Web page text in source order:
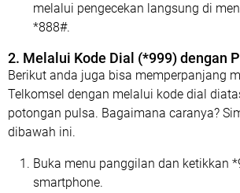
melalui pengecekan langsung di
*888#.
2. Melalui Kode Dial (*999) dengan
Berikut anda juga bisa memperpanjang
Telkomsel dengan melalui kode dial
potongan pulsa. Bagaimana caranya?
dibawah ini.
Buka menu panggilan dan ketikkan
smartphone.